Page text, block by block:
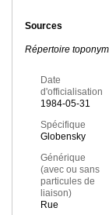
Sources
Répertoire
Date
d'officialisation
1984-05-31
Spécifique
Globensky
Générique
(avec ou sans
particules de
liaison)
Rue